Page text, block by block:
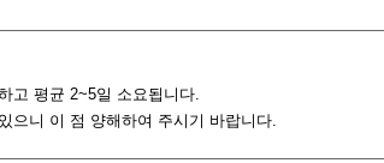
고 평균 2~5일 소요됩니다.
으니 이 점 양해하여 주시기 바랍니다.